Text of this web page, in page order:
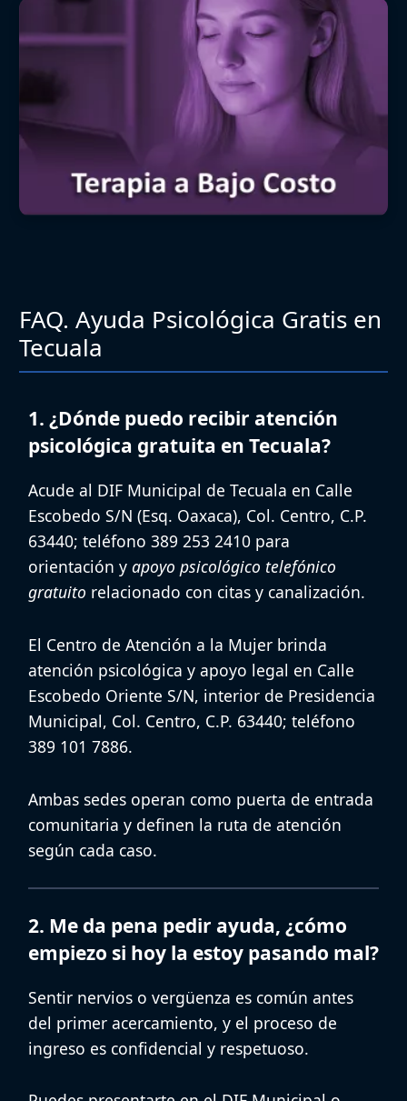
FAQ. Ayuda Psicológica Gratis en
Tecuala
1. ¿Dónde puedo recibir atención
psicológica gratuita en Tecuala?
Acude al DIF Municipal de Tecuala en Calle
Escobedo S/N (Esq. Oaxaca), Col. Centro, C.P.
63440; teléfono 389 253 2410 para
orientación y apoyo psicológico telefónico
gratuito relacionado con citas y canalización.
El Centro de Atención a la Mujer brinda
atención psicológica y apoyo legal en Calle
Escobedo Oriente S/N, interior de Presidencia
Municipal, Col. Centro, C.P. 63440; teléfono
389 101 7886.
Ambas sedes operan como puerta de entrada
comunitaria y definen la ruta de atención
según cada caso.
2. Me da pena pedir ayuda, ¿cómo
empiezo si hoy la estoy pasando mal?
Sentir nervios o vergüenza es común antes
del primer acercamiento, y el proceso de
ingreso es confidencial y respetuoso.